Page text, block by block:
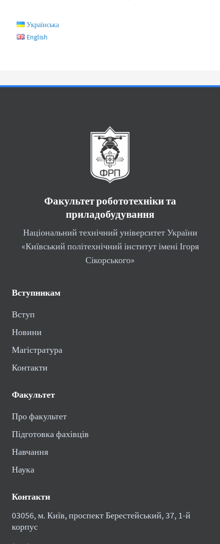
Українська
English
Факультет робототехніки та
приладобудування
Національний технічний університет України
«Київський політехнічний інститут імені Ігоря
Сікорського»
Вступникам
Вступ
Новини
Магістратура
Контакти
Факультет
Про факультет
Підготовка фахівців
Навчання
Наука
Контакти
03056, м. Київ, проспект Берестейський, 37, 1-й
корпус